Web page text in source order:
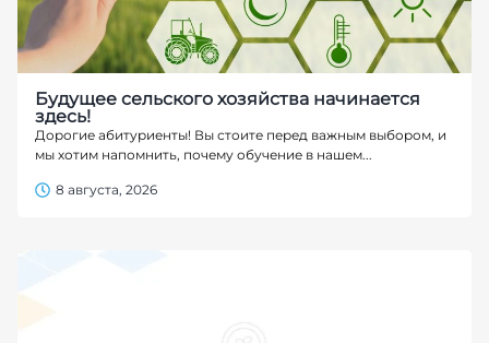
Будущее сельского хозяйства начинается
здесь!
Дорогие абитуриенты! Вы стоите перед важным выбором, и
мы хотим напомнить, почему обучение в нашем...
8 августа, 2026